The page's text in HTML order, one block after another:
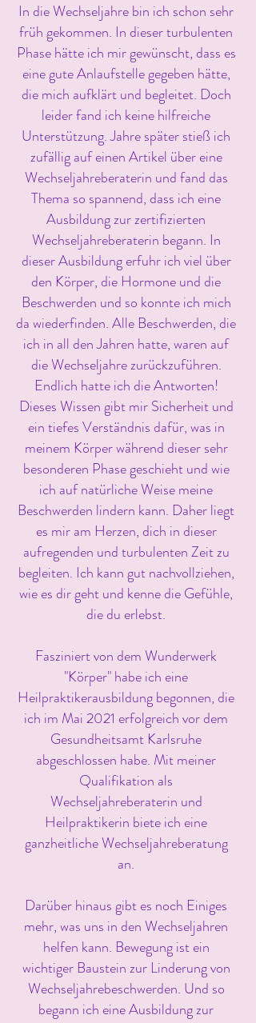
In die Wechseljahre bin ich schon sehr
früh gekommen. In dieser turbulenten
Phase hätte ich mir gewünscht, dass es
eine gute Anlaufstelle gegeben hätte,
die mich aufklärt und begleitet. Doch
leider fand ich keine hilfreiche
Unterstützung. Jahre später stieß ich
zufällig auf einen Artikel über eine
Wechseljahreberaterin und fand das
Thema so spannend, dass ich eine
Ausbildung zur zertifizierten
Wechseljahreberaterin begann. In
dieser Ausbildung erfuhr ich viel über
den Körper, die Hormone und die
Beschwerden und so konnte ich mich
da wiederfinden. Alle Beschwerden, die
ich in all den Jahren hatte, waren auf
die Wechseljahre zurückzuführen.
Endlich hatte ich die Antworten!
Dieses Wissen gibt mir Sicherheit und
ein tiefes Verständnis dafür, was in
meinem Körper während dieser sehr
besonderen Phase geschieht und wie
ich auf natürliche Weise meine
Beschwerden lindern kann. Daher liegt
es mir am Herzen, dich in dieser
aufregenden und turbulenten Zeit zu
begleiten. Ich kann gut nachvollziehen,
wie es dir geht und kenne die Gefühle,
die du erlebst.
Fasziniert von dem Wunderwerk
"Körper" habe ich eine
Heilpraktikerausbildung begonnen, die
ich im Mai 2021 erfolgreich vor dem
Gesundheitsamt Karlsruhe
abgeschlossen habe. Mit meiner
Qualifikation als
Wechseljahreberaterin und
Heilpraktikerin biete ich eine
ganzheitliche Wechseljahreberatung
an.
Darüber hinaus gibt es noch Einiges
mehr, was uns in den Wechseljahren
helfen kann. Bewegung ist ein
wichtiger Baustein zur Linderung von
Wechseljahrebeschwerden. Und so
begann ich eine Ausbildung zur